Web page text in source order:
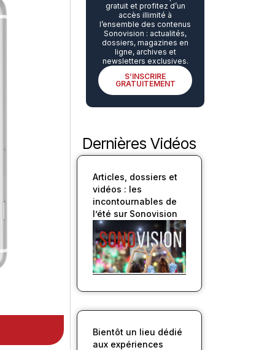
gratuit et profitez d’un
accès illimité à
l’ensemble des contenus
Sonovision : actualités,
dossiers, magazines en
ligne, archives et
newsletters exclusives.
S’INSCRIRE
GRATUITEMENT
Dernières Vidéos
Articles, dossiers et
vidéos : les
incontournables de
l’été sur Sonovision
Bientôt un lieu dédié
aux expériences